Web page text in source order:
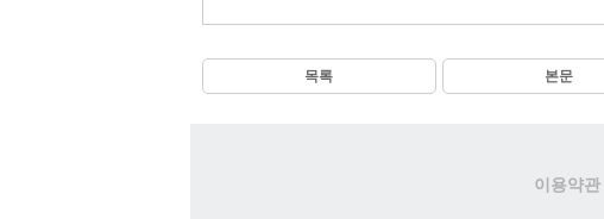
목록 본문
이용약관